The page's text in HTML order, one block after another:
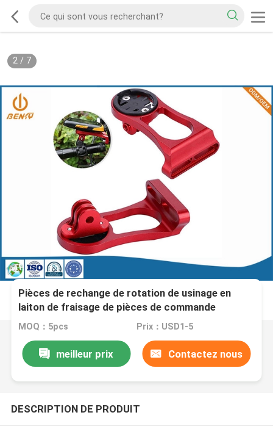
2/ 7
Pièces de rechange de rotation de usinage en
laiton de fraisage de pièces de commande
numérique par ordinateur de la précision Ra0.4
MOQ：5pcs Prix：USD1-5
meilleur prix Contactez nous
DESCRIPTION DE PRODUIT